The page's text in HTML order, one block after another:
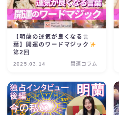
【明蘭の運気が良くなる言
葉】開運のワードマジック
第2回
2025.03.14 開運コラム